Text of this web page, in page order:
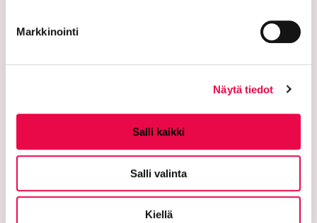
Markkinointi
Näytä tiedot
Salli kaikki
Salli valinta
Kiellä
Turvasähköpostiosoite:
Ethän lähetä henkilötietoja tai arkaluonteisia
asiakastietoja suojaamattomassa sähköpostissa.
turvasähköpostin lähettämiseen.
Verkkolaskutusosoitteet:
Lähetä laskut verkkolaskuina
verkkolaskuosoitteeseen. Kaupunki ja Riihimäen Vesi
eivät vastaanota laskuja sähköpostin liitteenä.